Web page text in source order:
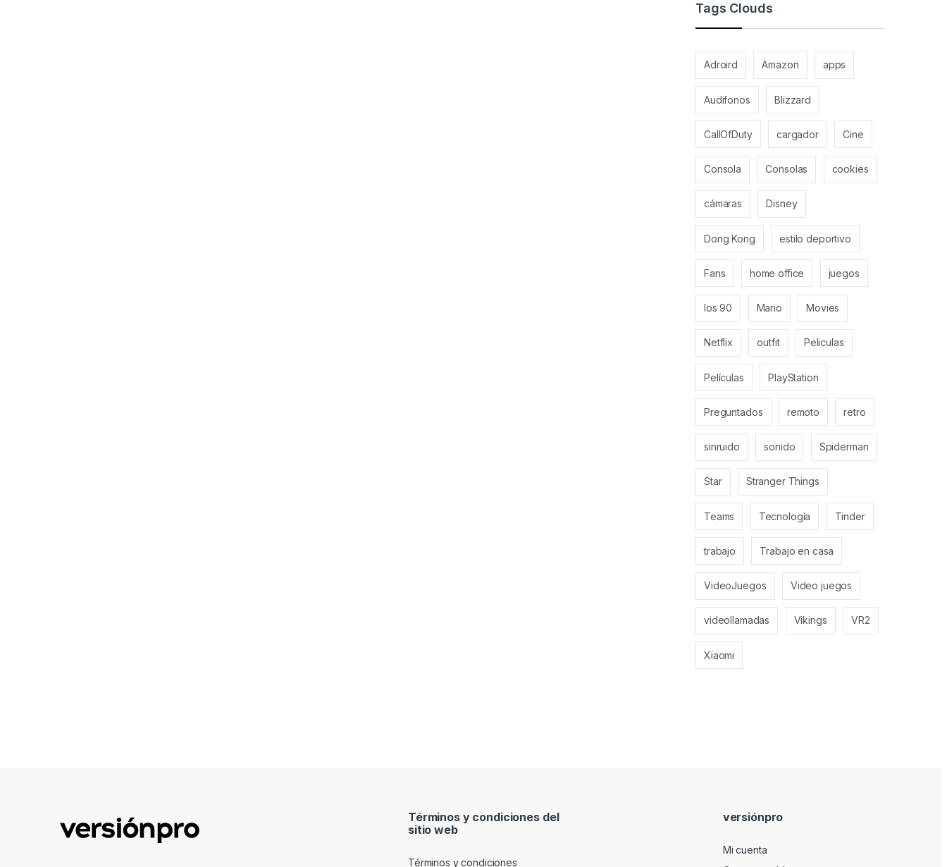
Tags Clouds
Adroird Amazon apps
Audifonos Blizzard
CallOfDuty cargador Cine
Consola Consolas cookies
cámaras Disney
Dong Kong estilo deportivo
Fans home office juegos
los 90 Mario Movies
Netflix outfit Peliculas
Películas PlayStation
Preguntados remoto retro
sinruido sonido Spiderman
Star Stranger Things
Teams Tecnología Tinder
trabajo Trabajo en casa
VideoJuegos Video juegos
videollamadas Vikings VR2
Xiaomi
Términos y condiciones del
sitio web
Términos y condiciones
versiónpro
Mi cuenta